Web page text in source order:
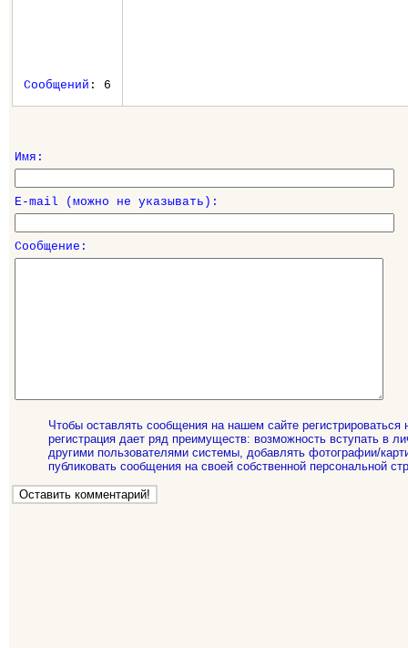
Сообщений : 6
Имя:
E-mail (можно не указывать):
Сообщение:
Чтобы оставлять сообщения на нашем сайте регистрироваться
регистрация дает ряд преимуществ: возможность вступать в
другими пользователями системы, добавлять фотографии/
публиковать сообщения на своей собственной персональной